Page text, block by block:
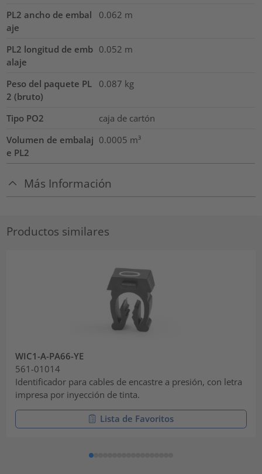
PL2 ancho de embal
aje
0.062 m
PL2 longitud de emb
alaje
0.052 m
Peso del paquete PL
2 (bruto)
0.087 kg
Tipo PO2
caja de cartón
Volumen de embalaj
e PL2
0.0005 m³
Más Información
Productos similares
WIC1-A-PA66-YE
561-01014
Identificador para cables de encastre a presión, con letra
impresa por inyección de tinta.
Lista de Favoritos